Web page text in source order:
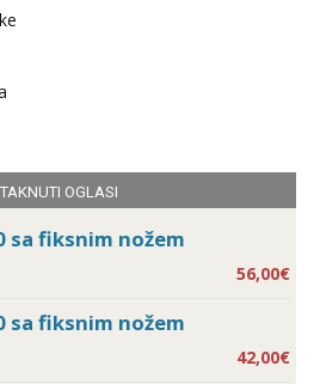
OGLASI
sa fiksnim nožem
56,00€
sa fiksnim nožem
42,00€